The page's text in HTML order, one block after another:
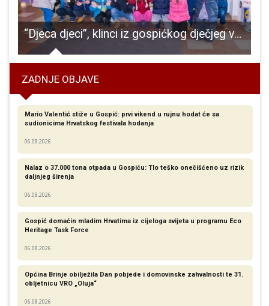
“Djeca djeci”, klinci iz gospićkog dječjeg vrtića skupljali poklone za one koji nemaju
ZADNJE OBJAVE
Mario Valentić stiže u Gospić: prvi vikend u rujnu hodat će sa
sudionicima Hrvatskog festivala hodanja
06.08.2026
Nalaz o 37.000 tona otpada u Gospiću: Tlo teško onečišćeno uz rizik
daljnjeg širenja
06.08.2026
Gospić domaćin mladim Hrvatima iz cijeloga svijeta u programu Eco
Heritage Task Force
06.08.2026
Općina Brinje obilježila Dan pobjede i domovinske zahvalnosti te 31.
obljetnicu VRO „Oluja“
06.08.2026